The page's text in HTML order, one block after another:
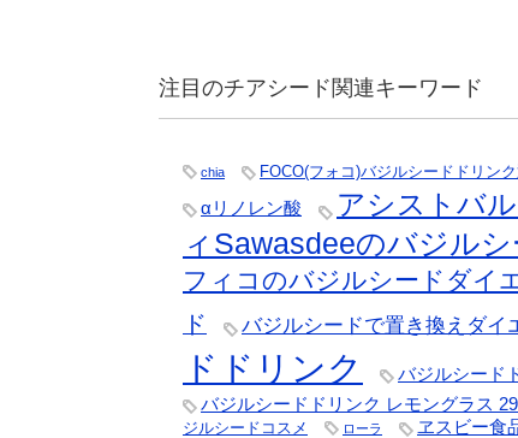
注目のチアシード関連キーワード
chia FOCO(フォコ)バジルシードドリン
αリノレン酸 アシストバ
ィSawasdeeのバジル
フィコのバジルシードダイ
ド
バジルシードで置き換えダイ
ドドリンク
バジルシード
バジルシードドリンク レモングラス
ジルシードコスメ
ローラ ヱスビー食